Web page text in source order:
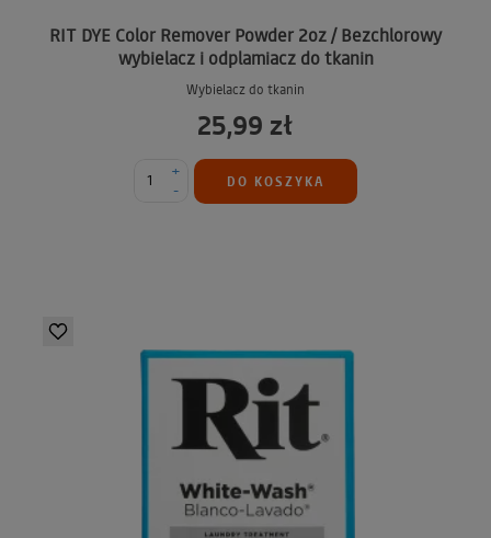
RIT DYE Color Remover Powder 2oz / Bezchlorowy
wybielacz i odplamiacz do tkanin
Wybielacz do tkanin
25,99 zł
-
+
DO KOSZYKA